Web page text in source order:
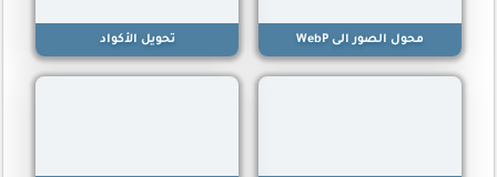
محول الصور الى WebP تحويل الأكواد